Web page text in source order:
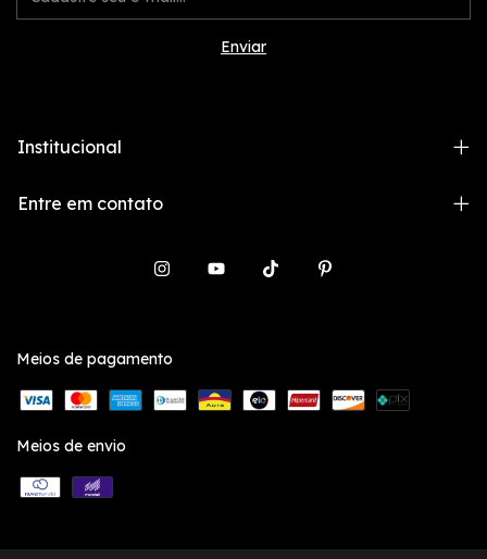
Institucional
Entre em contato
Meios de pagamento
Meios de envio